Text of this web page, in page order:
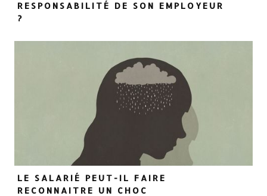
RESPONSABILITÉ DE SON EMPLOYEUR
?
LE SALARIÉ PEUT-IL FAIRE
RECONNAITRE UN CHOC